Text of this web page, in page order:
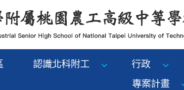
認識北科附工 行政
專案計畫